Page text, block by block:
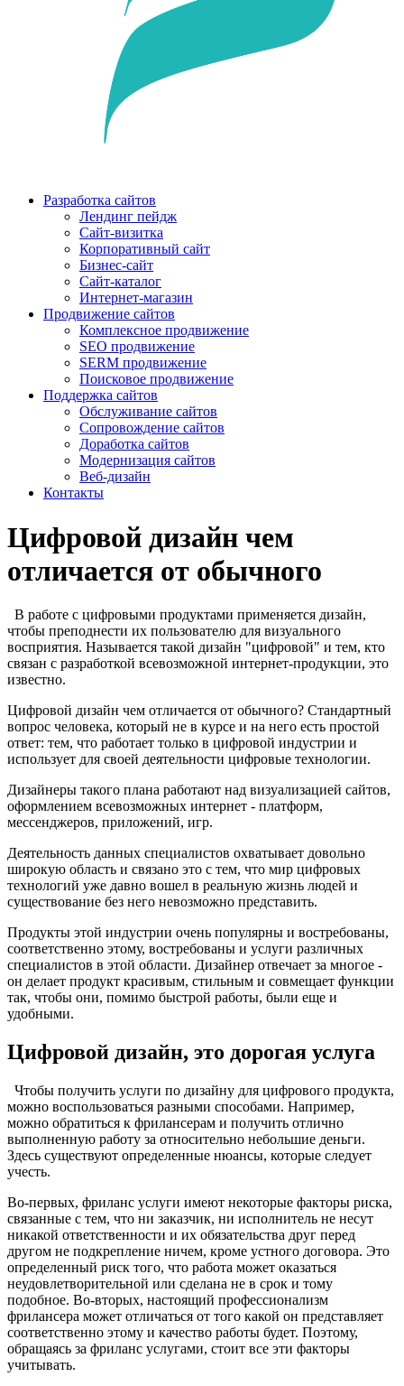
Разработка сайтов
Лендинг пейдж
Сайт-визитка
Корпоративный сайт
Бизнес-сайт
Сайт-каталог
Интернет-магазин
Продвижение сайтов
Комплексное продвижение
SEO продвижение
SERM продвижение
Поисковое продвижение
Поддержка сайтов
Обслуживание сайтов
Сопровождение сайтов
Доработка сайтов
Модернизация сайтов
Веб-дизайн
Контакты
Цифровой дизайн чем
отличается от обычного
В работе с цифровыми продуктами применяется дизайн,
чтобы преподнести их пользователю для визуального
восприятия. Называется такой дизайн "цифровой" и тем, кто
связан с разработкой всевозможной интернет-продукции, это
известно.
Цифровой дизайн чем отличается от обычного? Стандартный
вопрос человека, который не в курсе и на него есть простой
ответ: тем, что работает только в цифровой индустрии и
использует для своей деятельности цифровые технологии.
Дизайнеры такого плана работают над визуализацией сайтов,
оформлением всевозможных интернет - платформ,
мессенджеров, приложений, игр.
Деятельность данных специалистов охватывает довольно
широкую область и связано это с тем, что мир цифровых
технологий уже давно вошел в реальную жизнь людей и
существование без него невозможно представить.
Продукты этой индустрии очень популярны и востребованы,
соответственно этому, востребованы и услуги различных
специалистов в этой области. Дизайнер отвечает за многое -
он делает продукт красивым, стильным и совмещает функции
так, чтобы они, помимо быстрой работы, были еще и
удобными.
Цифровой дизайн, это дорогая услуга
Чтобы получить услуги по дизайну для цифрового продукта,
можно воспользоваться разными способами. Например,
можно обратиться к фрилансерам и получить отлично
выполненную работу за относительно небольшие деньги.
Здесь существуют определенные нюансы, которые следует
учесть.
Во-первых, фриланс услуги имеют некоторые факторы риска,
связанные с тем, что ни заказчик, ни исполнитель не несут
никакой ответственности и их обязательства друг перед
другом не подкрепление ничем, кроме устного договора. Это
определенный риск того, что работа может оказаться
неудовлетворительной или сделана не в срок и тому
подобное. Во-вторых, настоящий профессионализм
фрилансера может отличаться от того какой он представляет
соответственно этому и качество работы будет. Поэтому,
обращаясь за фриланс услугами, стоит все эти факторы
учитывать.